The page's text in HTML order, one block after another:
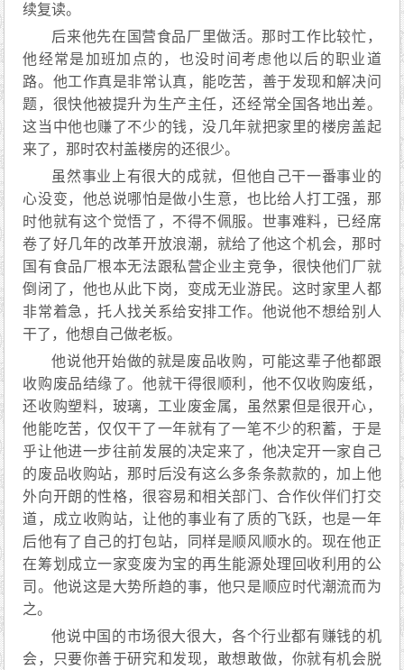
续复读。
后来他先在国营食品厂里做活。那时工作比较忙，
他经常是加班加点的，也没时间考虑他以后的职业道
路。他工作真是非常认真，能吃苦，善于发现和解决问
题，很快他被提升为生产主任，还经常全国各地出差。
这当中他也赚了不少的钱，没几年就把家里的楼房盖起
来了，那时农村盖楼房的还很少。
虽然事业上有很大的成就，但他自己干一番事业的
心没变，他总说哪怕是做小生意，也比给人打工强，那
时他就有这个觉悟了，不得不佩服。世事难料，已经席
卷了好几年的改革开放浪潮，就给了他这个机会，那时
国有食品厂根本无法跟私营企业主竞争，很快他们厂就
倒闭了，他也从此下岗，变成无业游民。这时家里人都
非常着急，托人找关系给安排工作。他说他不想给别人
干了，他想自己做老板。
他说他开始做的就是废品收购，可能这辈子他都跟
收购废品结缘了。他就干得很顺利，他不仅收购废纸，
还收购塑料，玻璃，工业废金属，虽然累但是很开心，
他能吃苦，仅仅干了一年就有了一笔不少的积蓄，于是
乎让他进一步往前发展的决定来了，他决定开一家自己
的废品收购站，那时后没有这么多条条款款的，加上他
外向开朗的性格，很容易和相关部门、合作伙伴们打交
道，成立收购站，让他的事业有了质的飞跃，也是一年
后他有了自己的打包站，同样是顺风顺水的。现在他正
在筹划成立一家变废为宝的再生能源处理回收利用的公
司。他说这是大势所趋的事，他只是顺应时代潮流而为
之。
他说中国的市场很大很大，各个行业都有赚钱的机
会，只要你善于研究和发现，敢想敢做，你就有机会脱